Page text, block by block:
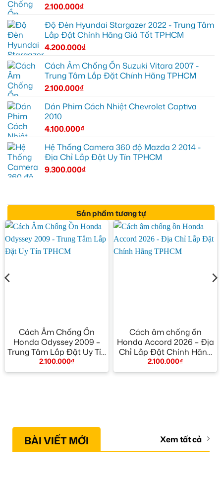
2.100.000₫
Độ Đèn Hyundai Stargazer 2022 - Trung Tâm
Lắp Đặt Chính Hãng Giá Tốt TPHCM
4.200.000₫
Cách Âm Chống Ồn Suzuki Vitara 2007 -
Trung Tâm Lắp Đặt Chính Hãng TPHCM
2.100.000₫
Dán Phim Cách Nhiệt Chevrolet Captiva
2010
4.100.000₫
Hệ Thống Camera 360 độ Mazda 2 2014 -
Địa Chỉ Lắp Đặt Uy Tín TPHCM
9.300.000₫
Sản phẩm tương tự
Cách Âm Chống Ồn
Honda Odyssey 2009 –
Trung Tâm Lắp Đặt Uy Tín
TPHCM
2.100.000₫
Cách âm chống ồn
Honda Accord 2026 – Địa
Chỉ Lắp Đặt Chính Hãng
TPHCM
2.100.000₫
BÀI VIẾT MỚI Xem tất cả